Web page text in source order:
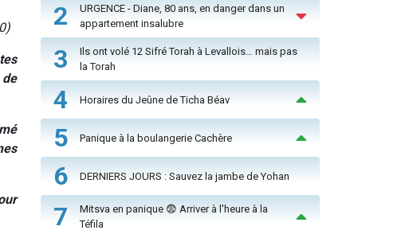
2
URGENCE - Diane, 80 ans, en danger dans un
appartement insalubre
3
Ils ont volé 12 Sifré Torah à Levallois… mais pas
la Torah
4 Horaires du Jeûne de Ticha Béav
5 Panique à la boulangerie Cachère
6 DERNIERS JOURS : Sauvez la jambe de Yohan
7
Mitsva en panique 😨 Arriver à l'heure à la
Téfila